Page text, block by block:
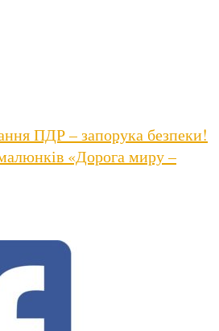
ПДР – запорука безпеки!
«Дорога миру –